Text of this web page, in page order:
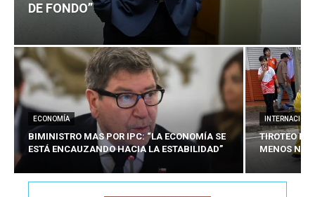
DE FONDO”
ECONOMÍA
BIMINISTRO MAS POR IPC: “LA ECONOMÍA SE
ESTÁ ENCAUZANDO HACIA LA ESTABILIDAD”
TIROTEO
MENOS